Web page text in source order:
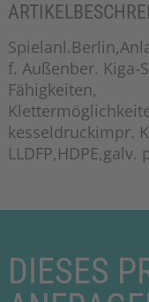
f. Außenber. Kiga-
Fähigkeiten,
kesseldruckimpr.
DIESES